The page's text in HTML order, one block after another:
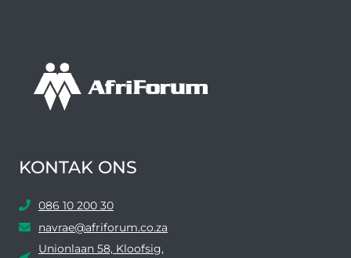
KONTAK ONS
086 10 200 30
navrae@afriforum.co.za
Unionlaan 58, Kloofsig,